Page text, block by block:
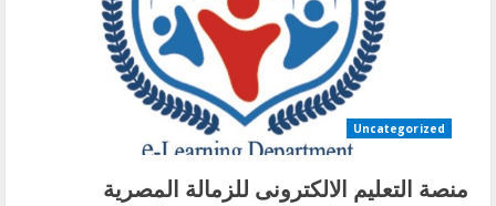
Uncategorized
منصة التعليم الالكترونى للزمالة المصرية